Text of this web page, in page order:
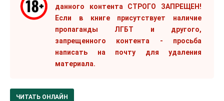
данного контента СТРОГО ЗАПРЕЩЕН!
Если в книге присутствует наличие
пропаганды ЛГБТ и другого,
запрещенного контента - просьба
написать на почту для удаления
материала.
ЧИТАТЬ ОНЛАЙН